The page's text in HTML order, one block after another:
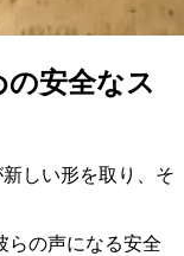
の安全なス
しい形を取り、そ
らの声になる安全